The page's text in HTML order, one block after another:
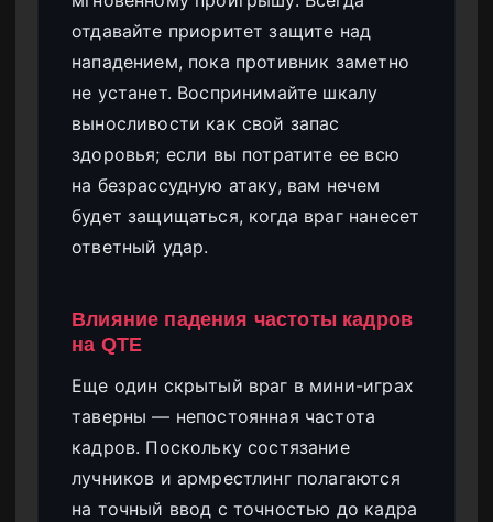
отдавайте приоритет защите над
нападением, пока противник заметно
не устанет. Воспринимайте шкалу
выносливости как свой запас
здоровья; если вы потратите ее всю
на безрассудную атаку, вам нечем
будет защищаться, когда враг нанесет
ответный удар.
Влияние падения частоты кадров
на QTE
Еще один скрытый враг в мини-играх
таверны — непостоянная частота
кадров. Поскольку состязание
лучников и армрестлинг полагаются
на точный ввод с точностью до кадра